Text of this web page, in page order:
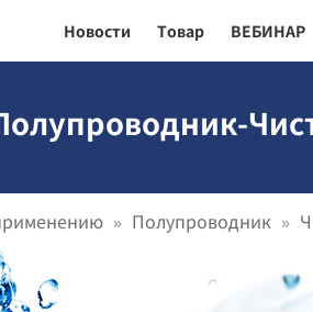
Новости Товар ВЕБИНАР
Полупроводник